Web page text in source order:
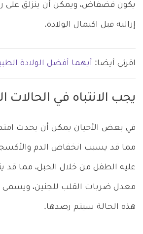
يكون فضفاض، ويمكن أن ينزلق على
إزالته قبل اكتمال الولادة.
اقرئي أيضا: أيهما أفضل الولادة
يجب الانتباه في الحالات
في بعض الأحيان يمكن أن يحدث
مما قد يسبب انخفاض الدم
عليه الطفل من خلال الحبل، مما قد
معدل ضربات القلب للجنين، ويسمى
هذه الحالة سيتم رصدها.